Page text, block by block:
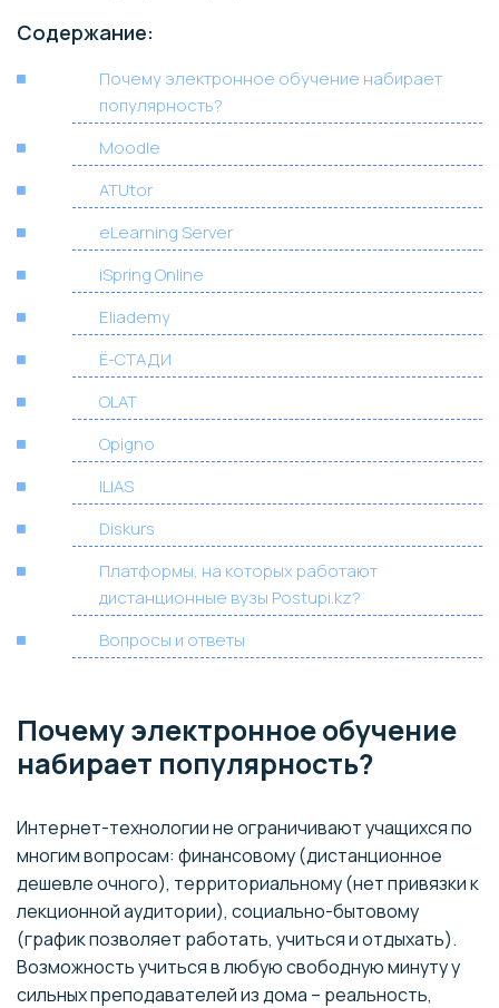
Содержание:
Почему электронное обучение набирает
популярность?
Moodle
ATUtor
eLearning Server
iSpring Online
Eliademy
Ё-СТАДИ
OLAT
Opigno
ILIAS
Diskurs
Платформы, на которых работают
дистанционные вузы Postupi.kz?
Вопросы и ответы
Почему электронное обучение
набирает популярность?
Интернет-технологии не ограничивают учащихся по
многим вопросам: финансовому (дистанционное
дешевле очного), территориальному (нет привязки к
лекционной аудитории), социально-бытовому
(график позволяет работать, учиться и отдыхать).
Возможность учиться в любую свободную минуту у
сильных преподавателей из дома – реальность,